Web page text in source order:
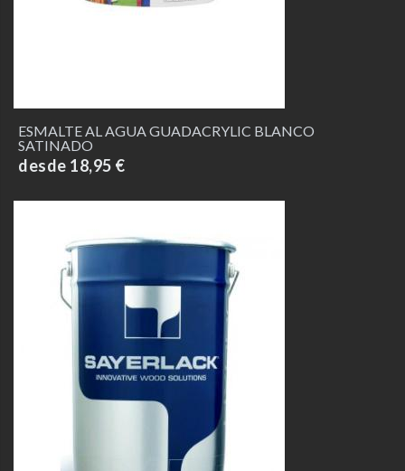
ESMALTE AL AGUA GUADACRYLIC BLANCO
SATINADO
desde 18,95 €